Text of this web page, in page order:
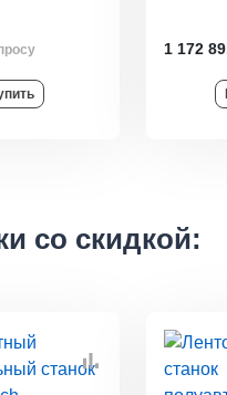
1 172
со скидкой: